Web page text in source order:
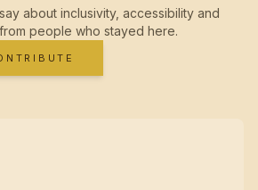
about inclusivity, accessibility and
people who stayed here.